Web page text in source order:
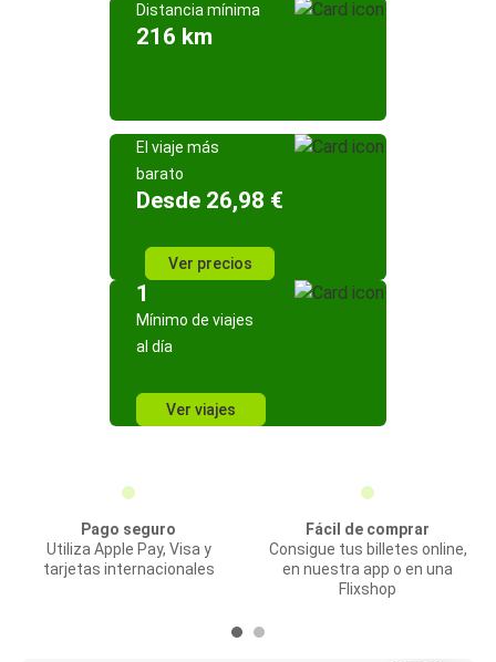
Distancia mínima
216 km
El viaje más
barato
Desde 26,98 €
Ver precios
1
Mínimo de viajes
al día
Ver viajes
Pago seguro
Utiliza Apple Pay, Visa y
tarjetas internacionales
Fácil de comprar
Consigue tus billetes online,
en nuestra app o en una
Flixshop